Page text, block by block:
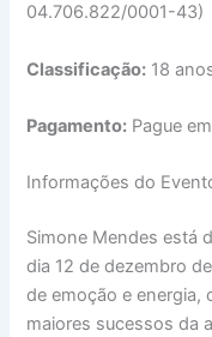
04.706.822/0001-43)
Classificação: 18
Pagamento: Pague
Informações do
Simone Mendes está
dia 12 de dezembro
de emoção e energia,
maiores sucessos da